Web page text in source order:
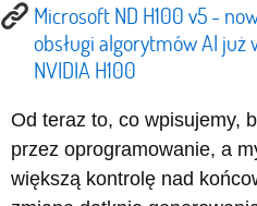
Microsoft ND H100 v5 -
obsługi algorytmów AI
NVIDIA H100
Od teraz to, co wpisujemy,
przez oprogramowanie, a
większą kontrolę nad